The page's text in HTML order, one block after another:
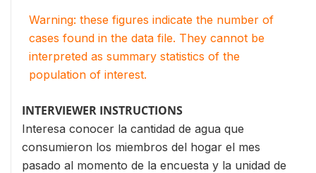
Warning: these figures indicate the number of
cases found in the data file. They cannot be
interpreted as summary statistics of the
population of interest.
INTERVIEWER INSTRUCTIONS
Interesa conocer la cantidad de agua que
consumieron los miembros del hogar el mes
pasado al momento de la encuesta y la unidad de